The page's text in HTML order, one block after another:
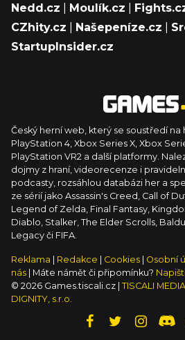
Nedd.cz
Moulík.cz
CZhity.cz
Našepeníze.cz
StartupInsider.cz
Český herní web, který se soustředí na
PlayStation 4, Xbox Series X, Xbox
PlayStation VR2 a další platformy.
dojmy z hraní, videorecenze i
podcasty, rozsáhlou databázi her a
ze sérií jako Assassin's Creed, Call of
Legend of Zelda, Final Fantasy,
Diablo, Stalker, The Elder Scrolls,
Legacy či FIFA.
Reklama Redakce Cookies Osobní
nás
| Máte námět či připomínku?
© 2026 Games.tiscali.cz | TISCALI
DIGNITY, s.r.o.